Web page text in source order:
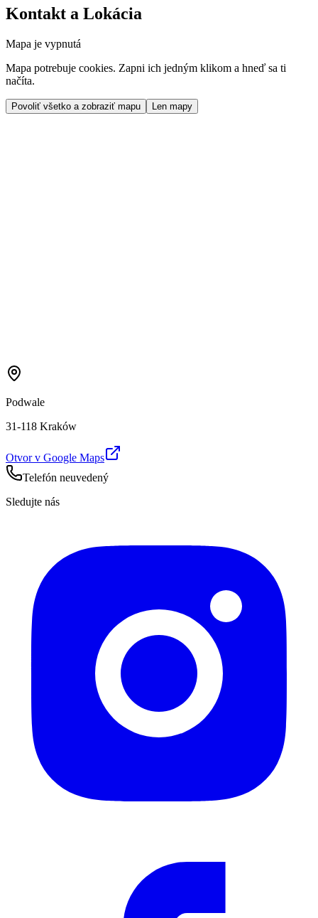
Kontakt a Lokácia
Mapa je vypnutá
Mapa potrebuje cookies. Zapni ich jedným klikom a hneď sa ti
načíta.
Povoliť všetko a zobraziť mapu Len mapy
Podwale
31-118 Kraków
Otvor v Google Maps
Telefón neuvedený
Sledujte nás